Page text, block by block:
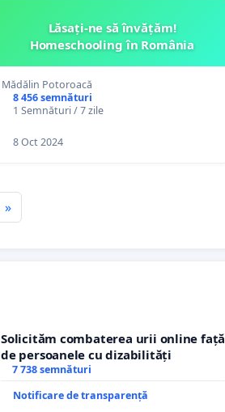
Lăsați-ne să învățăm!
Homeschooling în România
Mădălin Potoroacă
8 456 semnături
1 Semnături / 7 zile
8 Oct 2024
»
Solicităm combaterea urii online față
de persoanele cu dizabilități
7 738 semnături
Notificare de transparență